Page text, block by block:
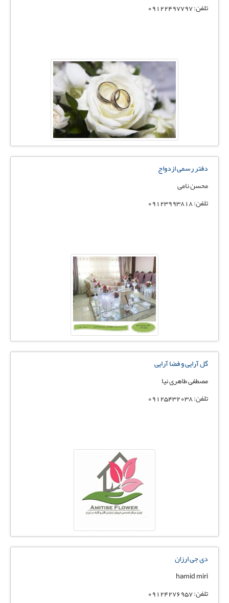
تلفن: 09122497797
دفتر رسمی ازدواج
محسن نامی
تلفن: 09123993818
گل آرایی و فضا آرایی
مصطفی طاهری نیا
تلفن: 09125432038
دی جی ارزان
hamid miri
تلفن: 09124276957